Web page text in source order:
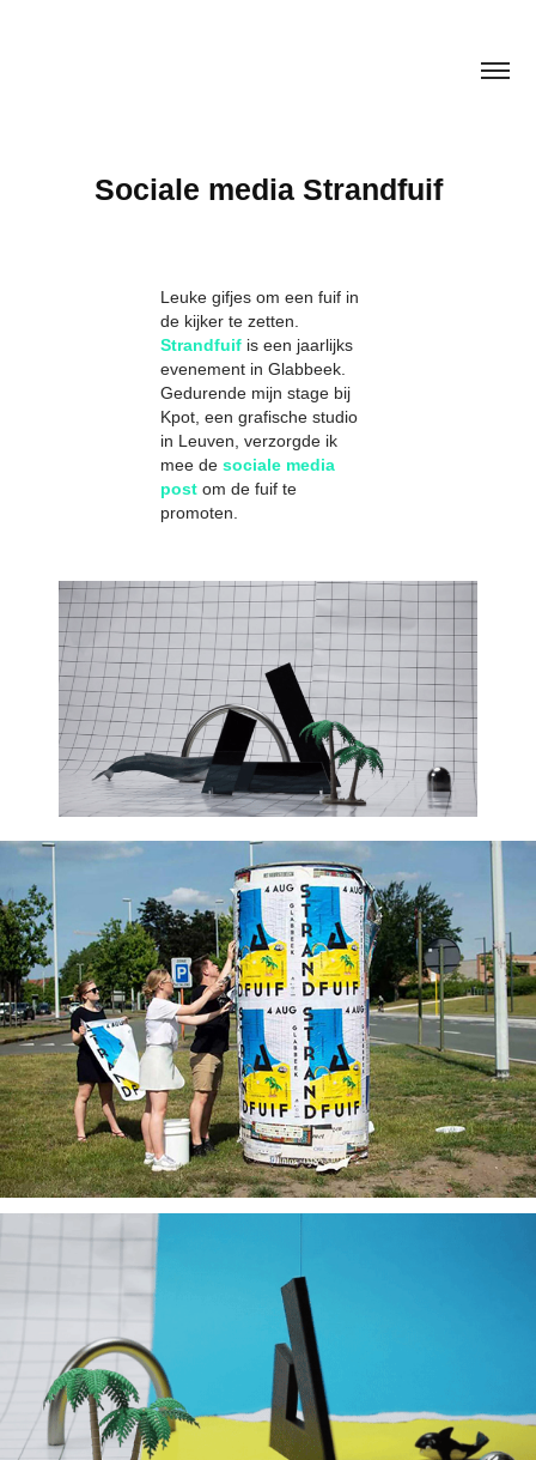
Sociale media Strandfuif
Leuke gifjes om een fuif in
de kijker te zetten.
Strandfuif is een jaarlijks
evenement in Glabbeek.
Gedurende mijn stage bij
Kpot, een grafische studio
in Leuven, verzorgde ik
mee desociale media
postom de fuif te
promoten.